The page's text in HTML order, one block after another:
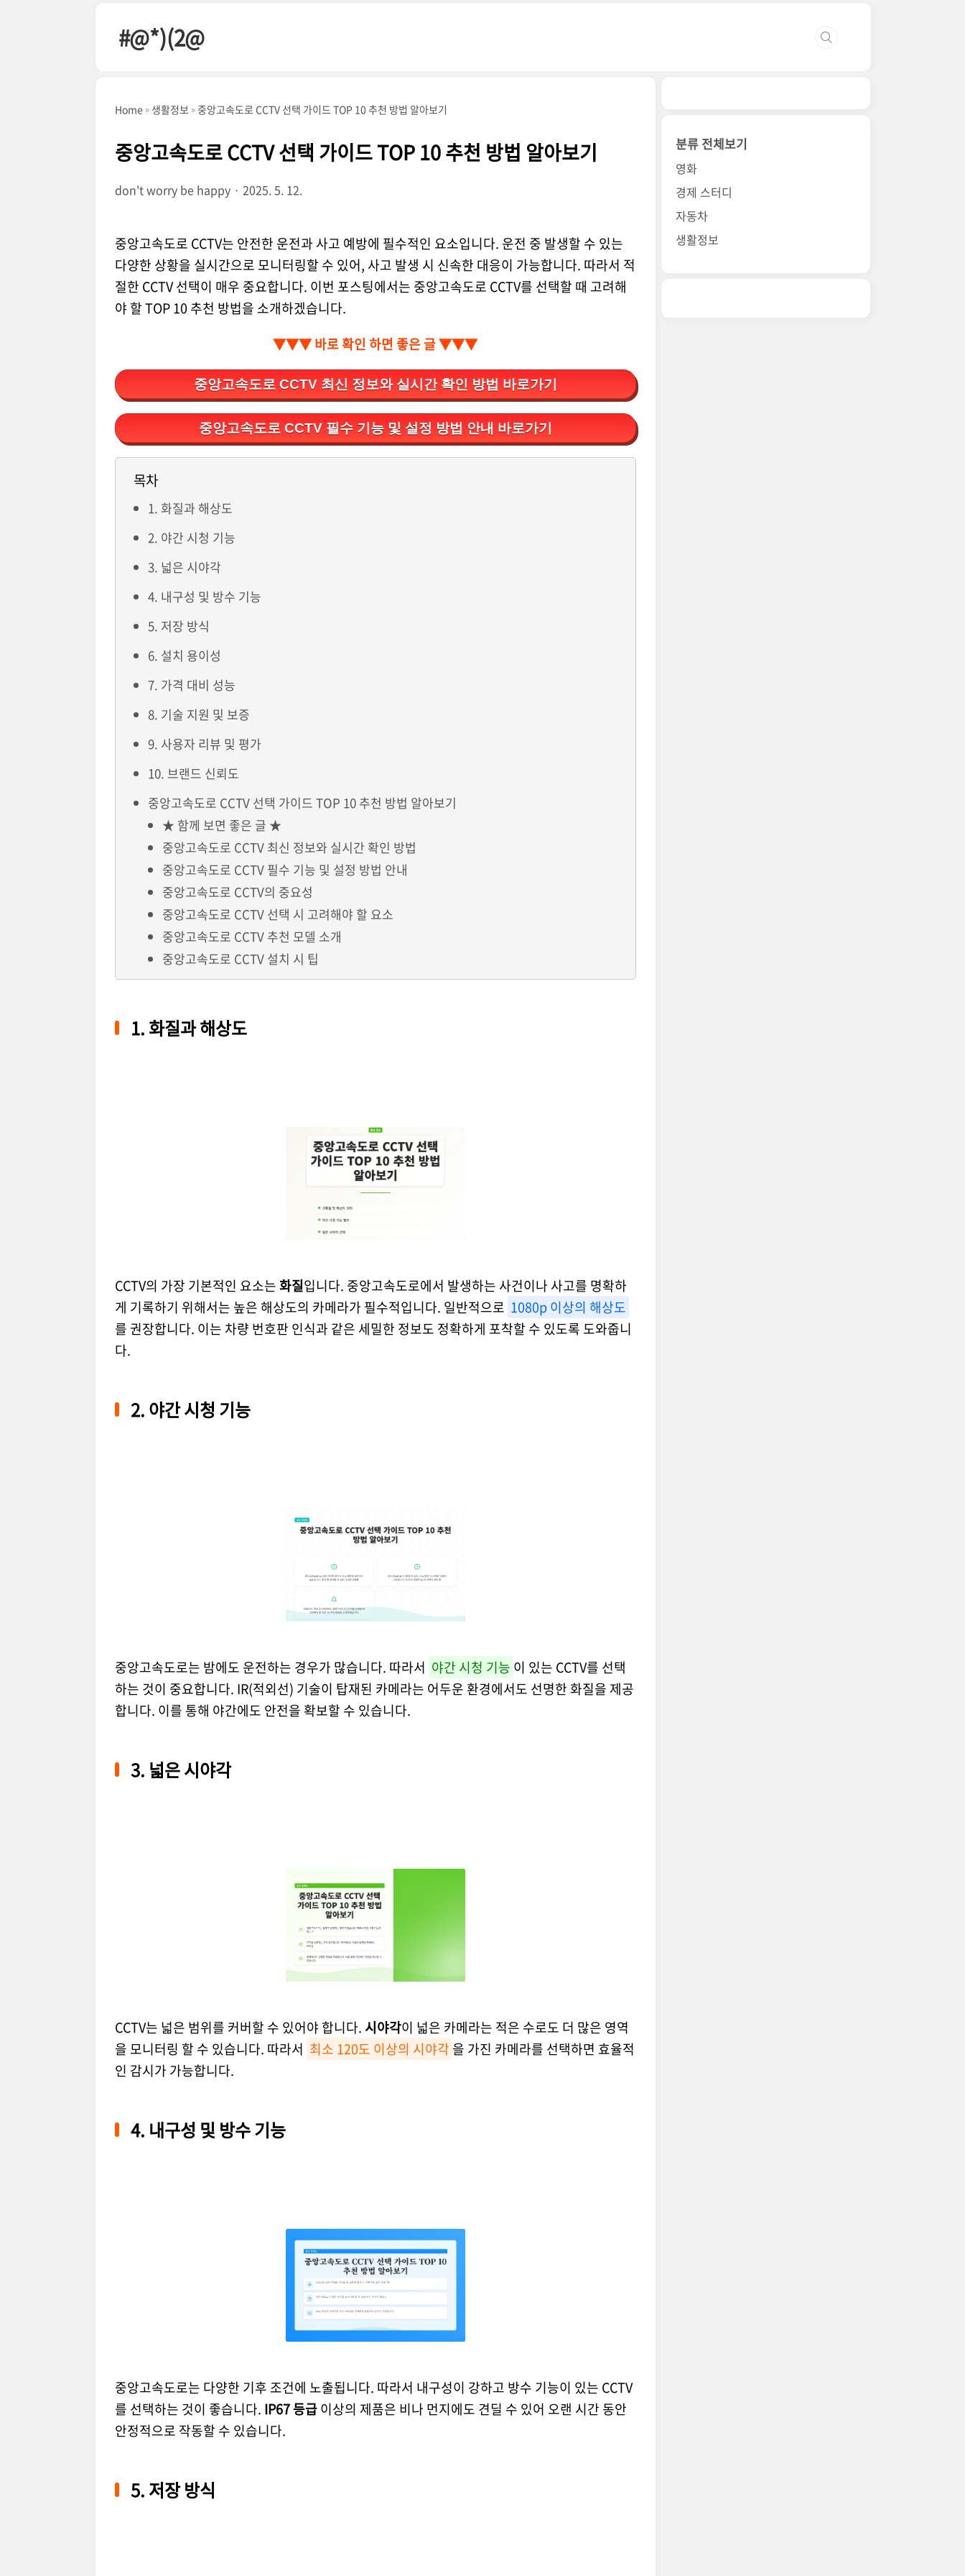
#@*)(2@
Home 생활정보 중앙고속도로 CCTV 선택 가이드 TOP 10 추천 방법 알아보기
중앙고속도로 CCTV 선택 가이드 TOP 10 추천 방법 알아보기
don't worry be happy 2025. 5. 12.
중앙고속도로 CCTV는 안전한 운전과 사고 예방에 필수적인 요소입니다. 운전 중 발생할 수 있는
다양한 상황을 실시간으로 모니터링할 수 있어, 사고 발생 시 신속한 대응이 가능합니다. 따라서 적
절한 CCTV 선택이 매우 중요합니다. 이번 포스팅에서는 중앙고속도로 CCTV를 선택할 때 고려해
야 할 TOP 10 추천 방법을 소개하겠습니다.
▼▼▼ 바로 확인 하면 좋은 글 ▼▼▼
중앙고속도로 CCTV 최신 정보와 실시간 확인 방법 바로가기
중앙고속도로 CCTV 필수 기능 및 설정 방법 안내 바로가기
목차
1. 화질과 해상도
2. 야간 시청 기능
3. 넓은 시야각
4. 내구성 및 방수 기능
5. 저장 방식
6. 설치 용이성
7. 가격 대비 성능
8. 기술 지원 및 보증
9. 사용자 리뷰 및 평가
10. 브랜드 신뢰도
중앙고속도로 CCTV 선택 가이드 TOP 10 추천 방법 알아보기
★ 함께 보면 좋은 글 ★
중앙고속도로 CCTV 최신 정보와 실시간 확인 방법
중앙고속도로 CCTV 필수 기능 및 설정 방법 안내
중앙고속도로 CCTV의 중요성
중앙고속도로 CCTV 선택 시 고려해야 할 요소
중앙고속도로 CCTV 추천 모델 소개
중앙고속도로 CCTV 설치 시 팁
1. 화질과 해상도
CCTV의 가장 기본적인 요소는화질입니다. 중앙고속도로에서 발생하는 사건이나 사고를 명확하
게 기록하기 위해서는 높은 해상도의 카메라가 필수적입니다. 일반적으로 1080p 이상의 해상도
를 권장합니다. 이는 차량 번호판 인식과 같은 세밀한 정보도 정확하게 포착할 수 있도록 도와줍니
다.
2. 야간 시청 기능
중앙고속도로는 밤에도 운전하는 경우가 많습니다. 따라서 야간 시청 기능 이 있는 CCTV를 선택
하는 것이 중요합니다. IR(적외선) 기술이 탑재된 카메라는 어두운 환경에서도 선명한 화질을 제공
합니다. 이를 통해 야간에도 안전을 확보할 수 있습니다.
3. 넓은 시야각
CCTV는 넓은 범위를 커버할 수 있어야 합니다.시야각이 넓은 카메라는 적은 수로도 더 많은 영역
을 모니터링 할 수 있습니다. 따라서 최소 120도 이상의 시야각 을 가진 카메라를 선택하면 효율적
인 감시가 가능합니다.
4. 내구성 및 방수 기능
중앙고속도로는 다양한 기후 조건에 노출됩니다. 따라서 내구성이 강하고 방수 기능이 있는 CCTV
를 선택하는 것이 좋습니다. IP67 등급이상의 제품은 비나 먼지에도 견딜 수 있어 오랜 시간 동안
안정적으로 작동할 수 있습니다.
5. 저장 방식
분류 전체보기
영화
경제 스터디
자동차
생활정보